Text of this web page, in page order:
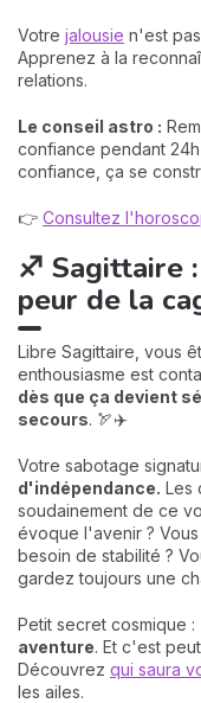
Votre jalousie n'est
Apprenez à la
relations.
Le conseil astro :
confiance pendant 24h
confiance, ça se
👉 Consultez
♐ Sagittaire
peur de la
Libre Sagittaire, vous
enthousiasme est
dès que ça devient
secours. 🏹✈️
Votre sabotage
d'indépendance. Les
soudainement de ce
évoque l'avenir ?
besoin de stabilité ?
gardez toujours une
Petit secret cosmique :
aventure. Et c'est
Découvrez qui saura
les ailes.